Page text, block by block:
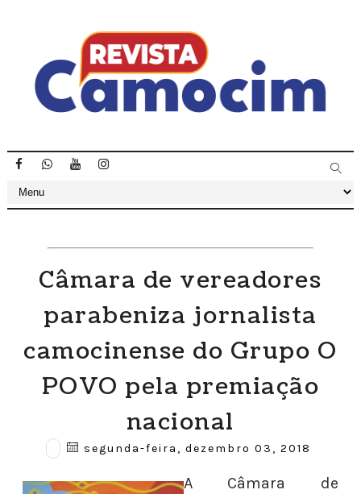
Câmara de vereadores
parabeniza jornalista
camocinense do Grupo O
POVO pela premiação
nacional
segunda-feira, dezembro 03, 2018
A Câmara de